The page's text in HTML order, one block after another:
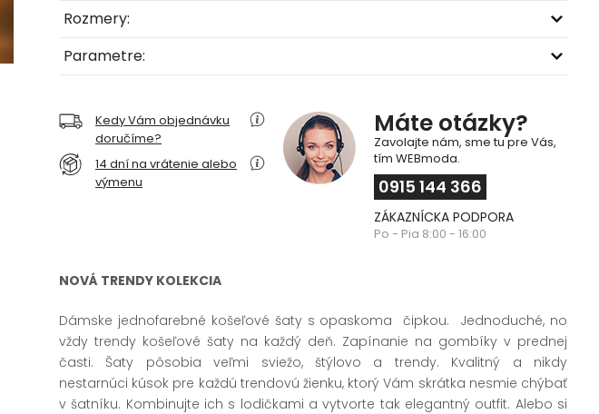
Rozmery:
Parametre:
Kedy Vám objednávku
doručíme?
14 dní na vrátenie alebo
výmenu
Máte otázky?
Zavolajte nám, sme tu pre Vás,
tím WEBmoda.
0915 144 366
ZÁKAZNÍCKA PODPORA
Po - Pia 8:00 - 16:00
NOVÁ TRENDY KOLEKCIA
Dámske jednofarebné košeľové šaty s opaskoma čipkou. Jednoduché, no
vždy trendy košeľové šaty na každý deň. Zapínanie na gombíky v prednej
časti. Šaty pôsobia veľmi sviežo, štýlovo a trendy. Kvalitný a nikdy
nestarnúci kúsok pre každú trendovú žienku, ktorý Vám skrátka nesmie chýbať
v šatníku. Kombinujte ich s lodičkami a vytvorte tak elegantný outfit. Alebo si